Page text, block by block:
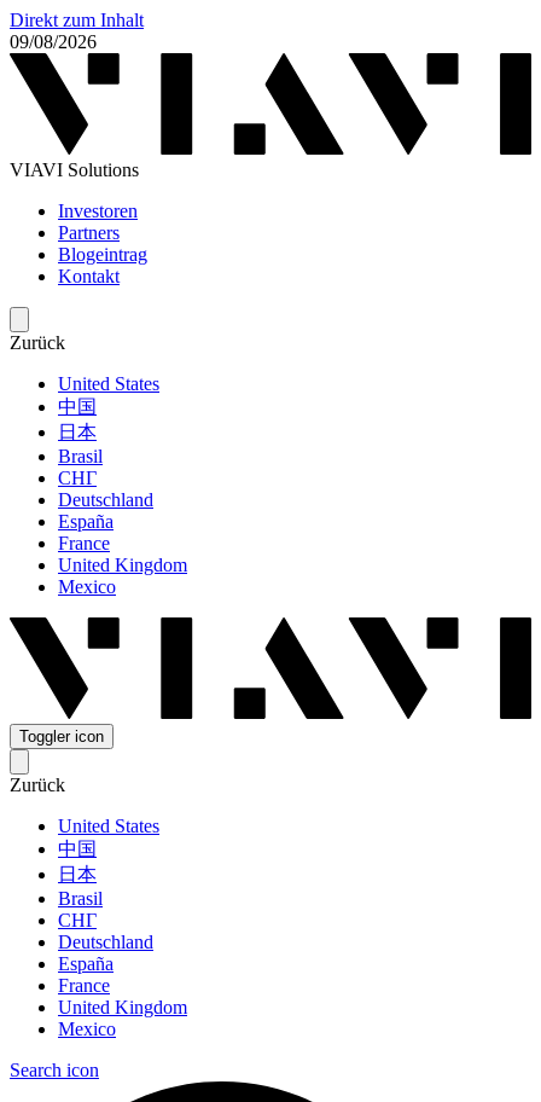
Direkt zum Inhalt
09/08/2026
VIAVI Solutions
Investoren
Partners
Blogeintrag
Kontakt
Zurück
United States
中国
日本
Brasil
СНГ
Deutschland
España
France
United Kingdom
Mexico
Toggler icon
Zurück
United States
中国
日本
Brasil
СНГ
Deutschland
España
France
United Kingdom
Mexico
Search icon